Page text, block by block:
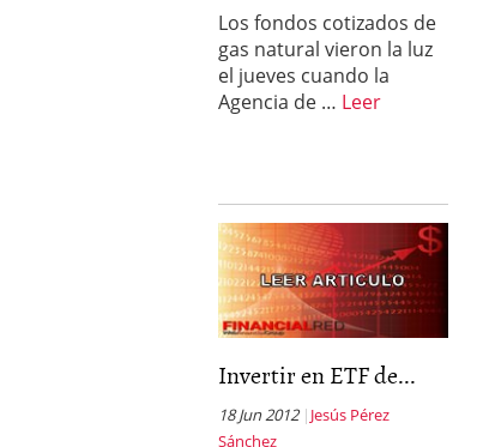
Los fondos cotizados de
gas natural vieron la luz
el jueves cuando la
Agencia de … Leer
Invertir en ETF de...
18 Jun 2012
Jesús Pérez
Sánchez